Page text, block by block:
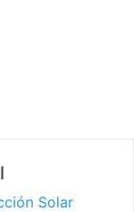
Solar